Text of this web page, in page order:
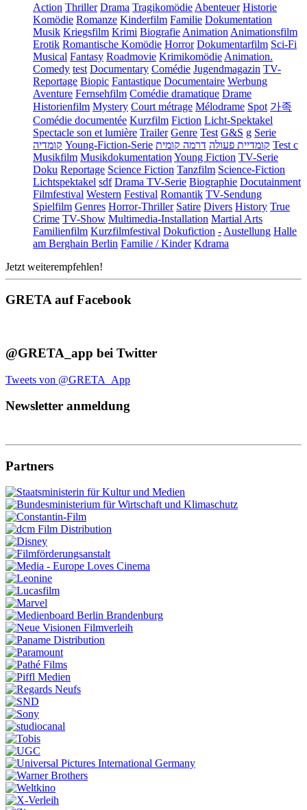
Action Thriller Drama Tragikomödie Abenteuer Historie
Komödie Romanze Kinderfilm Familie Dokumentation
Musik Kriegsfilm Krimi Biografie Animation Animationsfilm
Erotik Romantische Komödie Horror Dokumentarfilm Sci-Fi
Musical Fantasy Roadmovie Krimikomödie Animation.
Comedy test Documentary Comédie Jugendmagazin TV-
Reportage Biopic Fantastique Documentaire Werbung
Aventure Fernsehfilm Comédie dramatique Drame
Historienfilm Mystery Court métrage Mélodrame Spot 가족
Comédie documentée Kurzfilm Fiction Licht-Spektakel
Spectacle son et lumière Trailer Genre Test G&S g Serie
קומדיה Young-Fiction-Serie קומדיית פעולה דרמה קומית
Test c
Musikfilm Musikdokumentation Young Fiction TV-Serie
Doku Reportage Science Fiction Tanzfilm Science-Fiction
Lichtspektakel sdf Drama TV-Serie Biographie Docutainment
Filmfestival Western Festival Romantik TV-Sendung
Spielfilm Genres Horror-Thriller Satire Divers History True
Crime TV-Show Multimedia-Installation Martial Arts
Familienfilm Kurzfilmfestival Dokufiction - Austellung Halle
am Berghain Berlin Familie / Kinder Kdrama
Jetzt weiterempfehlen!
GRETA auf Facebook
@GRETA_app bei Twitter
Tweets von @GRETA_App
Newsletter anmeldung
Partners